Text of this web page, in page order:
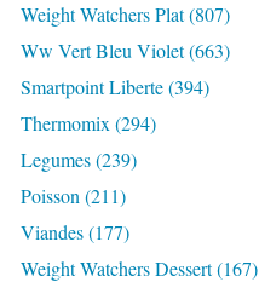
Weight Watchers Plat (807)
Ww Vert Bleu Violet (663)
Smartpoint Liberte (394)
Thermomix (294)
Legumes (239)
Poisson (211)
Viandes (177)
Weight Watchers Dessert (167)